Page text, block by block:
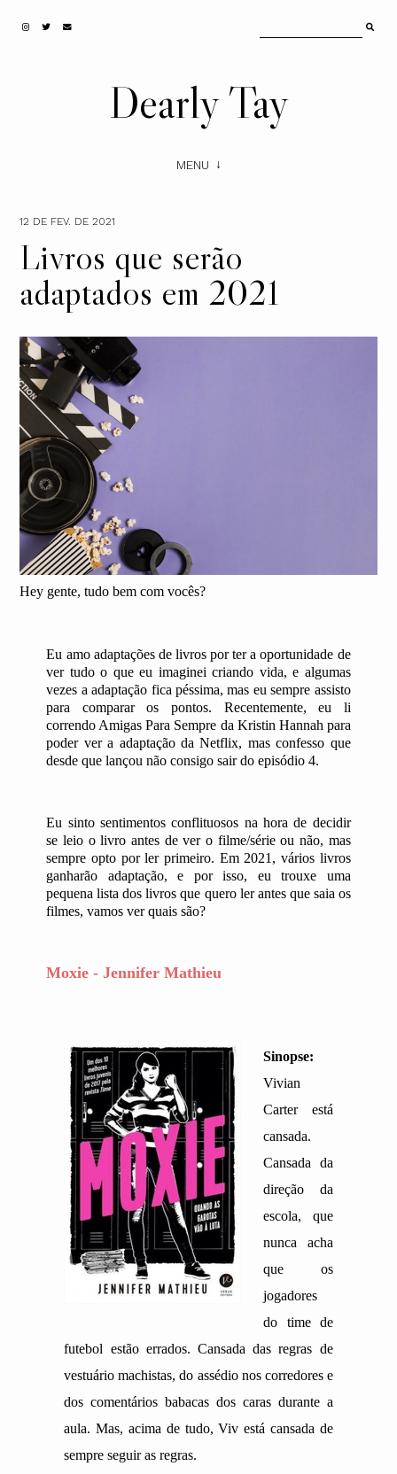
Dearly Tay
MENU
12 DE FEV. DE 2021
Livros que serão
adaptados em 2021
Hey gente, tudo bem com vocês?
Eu amo adaptações de livros por ter a oportunidade de
ver tudo o que eu imaginei criando vida, e algumas
vezes a adaptação fica péssima, mas eu sempre assisto
para comparar os pontos. Recentemente, eu li
correndo Amigas Para Sempre da Kristin Hannah para
poder ver a adaptação da Netflix, mas confesso que
desde que lançou não consigo sair do episódio 4.
Eu sinto sentimentos conflituosos na hora de decidir
se leio o livro antes de ver o filme/série ou não, mas
sempre opto por ler primeiro. Em 2021, vários livros
ganharão adaptação, e por isso, eu trouxe uma
pequena lista dos livros que quero ler antes que saia os
filmes, vamos ver quais são?
Moxie - Jennifer Mathieu
Sinopse:
Vivian
Carter está
cansada.
Cansada da
direção da
escola, que
nunca acha
que os
jogadores
do time de
futebol estão errados. Cansada das regras de
vestuário machistas, do assédio nos corredores e
dos comentários babacas dos caras durante a
aula. Mas, acima de tudo, Viv está cansada de
sempre seguir as regras.